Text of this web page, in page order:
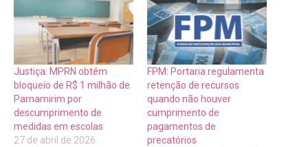
Justiça: MPRN obtém
bloqueio de R$ 1 milhão de
Parnamirim por
descumprimento de
medidas em escolas
27 de abril de 2026
FPM: Portaria regulamenta
retenção de recursos
quando não houver
cumprimento de
pagamentos de
precatórios